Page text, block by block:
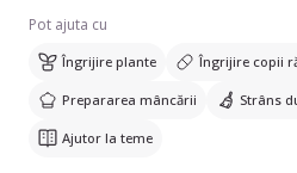
Pot ajuta cu
Îngrijire plante Îngrijire copii
Prepararea mâncării Strâns
Ajutor la teme